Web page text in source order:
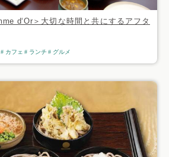
d‘Or＞大切な時間と共にするアフタ
カフェ ランチ グルメ